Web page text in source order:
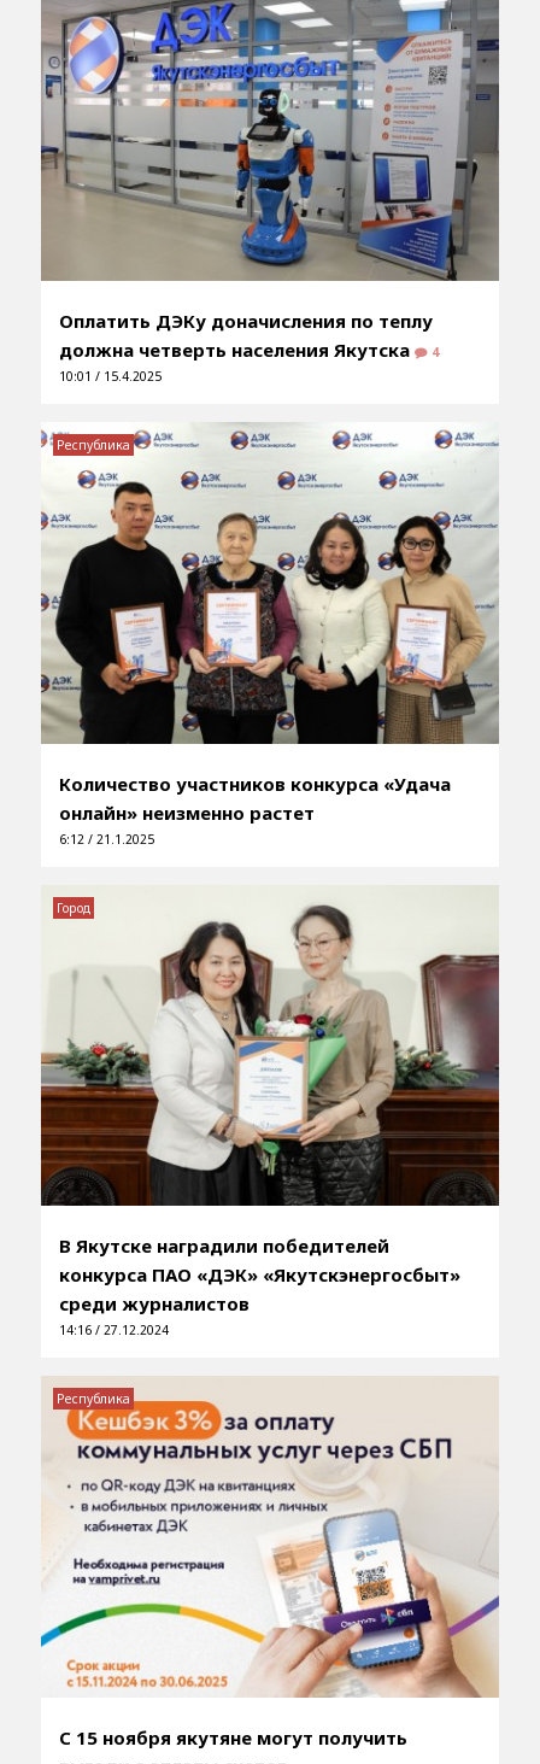
Оплатить ДЭКу доначисления по теплу
должна четверть населения Якутска
4
10:01 / 15.4.2025
Количество участников конкурса «Удача
онлайн» неизменно растет
6:12 / 21.1.2025
Республика
В Якутске наградили победителей
конкурса ПАО «ДЭК» «Якутскэнергосбыт»
среди журналистов
14:16 / 27.12.2024
Город
С 15 ноября якутяне могут получить
Республика